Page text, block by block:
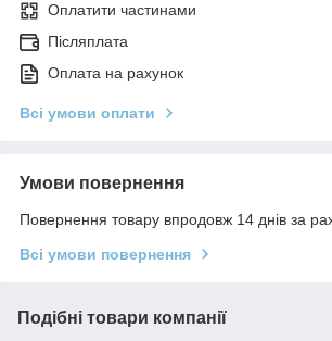
Оплатити частинами
Післяплата
Оплата на рахунок
Всі умови оплати
Умови повернення
Повернення товару впродовж 14 днів за
Всі умови повернення
Подібні товари компанії